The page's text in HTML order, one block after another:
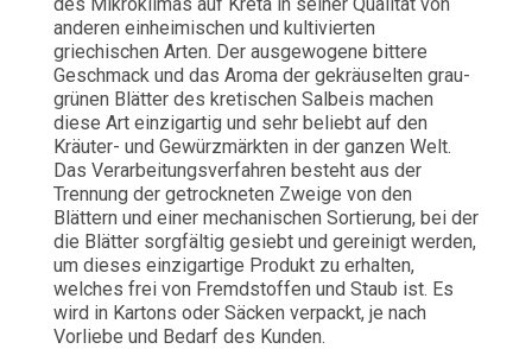
anderen einheimischen und kultivierten
griechischen Arten. Der ausgewogene bittere
Geschmack und das Aroma der gekräuselten grau-
grünen Blätter des kretischen Salbeis machen
diese Art einzigartig und sehr beliebt auf den
Kräuter- und Gewürzmärkten in der ganzen Welt.
Das Verarbeitungsverfahren besteht aus der
Trennung der getrockneten Zweige von den
Blättern und einer mechanischen Sortierung, bei der
die Blätter sorgfältig gesiebt und gereinigt werden,
um dieses einzigartige Produkt zu erhalten,
welches frei von Fremdstoffen und Staub ist. Es
wird in Kartons oder Säcken verpackt, je nach
Vorliebe und Bedarf des Kunden.